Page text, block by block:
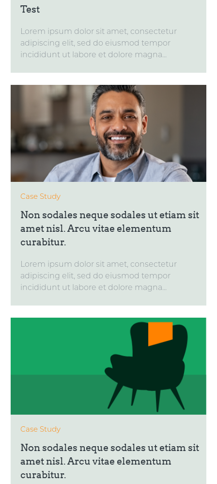
Test
Lorem ipsum dolor sit amet, consectetur
adipiscing elit, sed do eiusmod tempor
incididunt ut labore et dolore magna...
Case Study
Non sodales neque sodales ut etiam sit
amet nisl. Arcu vitae elementum
curabitur.
Lorem ipsum dolor sit amet, consectetur
adipiscing elit, sed do eiusmod tempor
incididunt ut labore et dolore magna...
Case Study
Non sodales neque sodales ut etiam sit
amet nisl. Arcu vitae elementum
curabitur.